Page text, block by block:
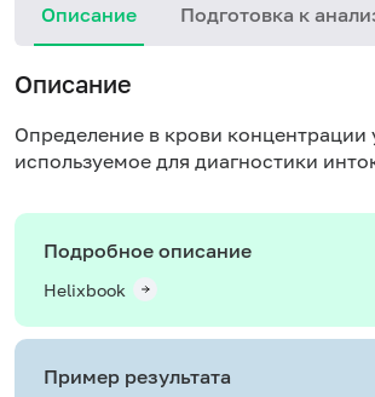
Описание Подготовка к
Описание
Определение в крови концентрации
используемое для диагностики
Подробное описание
Helixbook
Пример результата